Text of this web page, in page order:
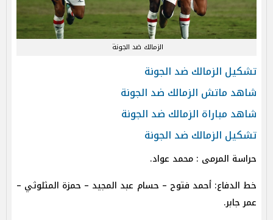
الزمالك ضد الجونة
تشكيل الزمالك ضد الجونة
شاهد ماتش الزمالك ضد الجونة
شاهد مباراة الزمالك ضد الجونة
تشكيل الزمالك ضد الجونة
حراسة المرمى : محمد عواد.
خط الدفاع: أحمد فتوح – حسام عبد المجيد – حمزة المثلوثي –
عمر جابر.